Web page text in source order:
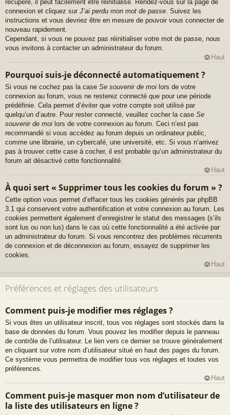
récupéré, il peut facilement être réinitialisé. Rendez-vous sur la page de
connexion et cliquez sur J’ai perdu mon mot de passe . Suivez les
instructions et vous devriez être en mesure de pouvoir vous connecter de
nouveau rapidement.
Cependant, si vous ne pouvez pas réinitialiser votre mot de passe, nous
vous invitons à contacter un administrateur du forum.
Haut
Pourquoi suis-je déconnecté automatiquement ?
Si vous ne cochez pas la case Se souvenir de moi lors de votre
connexion au forum, vous ne resterez connecté que pour une période
prédéfinie. Cela permet d’éviter que votre compte soit utilisé par
quelqu’un d’autre. Pour rester connecté, veuillez cocher la case Se
souvenir de moi lors de votre connexion au forum. Ceci n’est pas
recommandé si vous accédez au forum depuis un ordinateur public,
comme une librairie, un cybercafé, une université, etc. Si vous n’arrivez
pas à trouver cette case à cocher, il est probable qu’un administrateur du
forum ait désactivé cette fonctionnalité.
Haut
À quoi sert « Supprimer tous les cookies du forum » ?
Cette option vous permet d’effacer tous les cookies générés par phpBB
3.1 qui conservent votre authentification et votre connexion au forum. Les
cookies permettent également d’enregistrer le statut des messages (s’ils
sont lus ou non lus) dans le cas où cette fonctionnalité a été activée par
un administrateur du forum. Si vous rencontrez des problèmes récurrents
de connexion et de déconnexion au forum, essayez de supprimer les
cookies.
Haut
Préférences et réglages des utilisateurs
Comment puis-je modifier mes réglages ?
Si vous êtes un utilisateur inscrit, tous vos réglages sont stockés dans la
base de données du forum. Vous pouvez les modifier depuis le panneau
de contrôle de l’utilisateur. Le lien vers ce dernier se trouve généralement
en cliquant sur votre nom d’utilisateur situé en haut des pages du forum.
Ce système vous permettra de modifier tous vos réglages et toutes vos
préférences.
Haut
Comment puis-je masquer mon nom d’utilisateur de
la liste des utilisateurs en ligne ?